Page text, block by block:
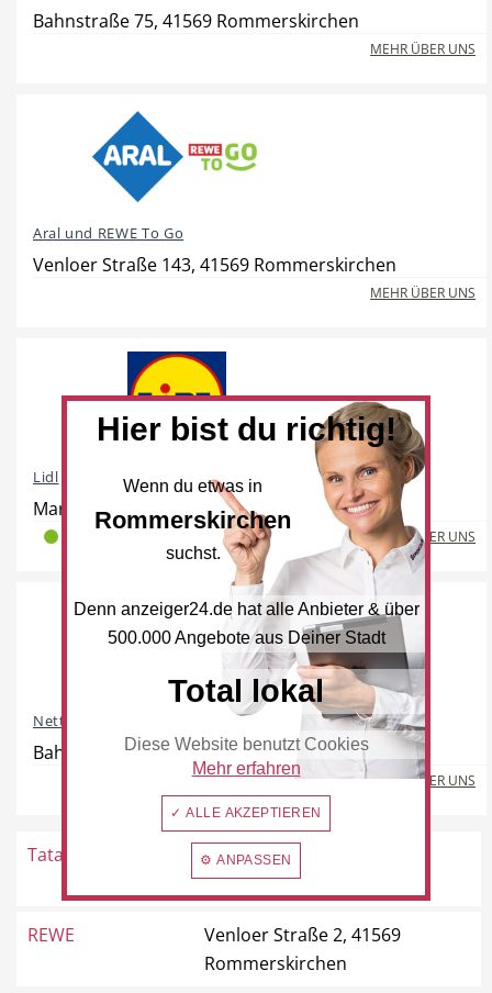
Beauty & Wellness
Handwerk Sport & Freizeit
Gesundheit Dienstleistungen
Freie Berufe Lokale Empfehlungen
Bahnstraße 75, 41569 Rommerskirchen
MEHR ÜBER UNS
Aral und REWE To Go
Venloer Straße 143, 41569 Rommerskirchen
MEHR ÜBER UNS
Lidl
Mariannenpark 1, 41569 Rommerskirchen
MEHR ÜBER UNS
Netto Marken-Discount
Bahnstraße 15-17, 41569 Rommerskirchen
MEHR ÜBER UNS
Tatar
Venloer Straße 66a, 41569
Rommerskirchen
REWE
Venloer Straße 2, 41569
Rommerskirchen
Hier bist du richtig!
Wenn du etwas in
Rommerskirchen
suchst.
Denn anzeiger24.de hat alle Anbieter & über
500.000 Angebote aus Deiner Stadt
Total lokal
Diese Website benutzt Cookies
Mehr erfahren
✓ ALLE AKZEPTIEREN
⚙ ANPASSEN